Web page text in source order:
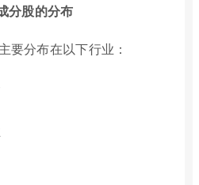
分股的分布
要分布在以下行业：